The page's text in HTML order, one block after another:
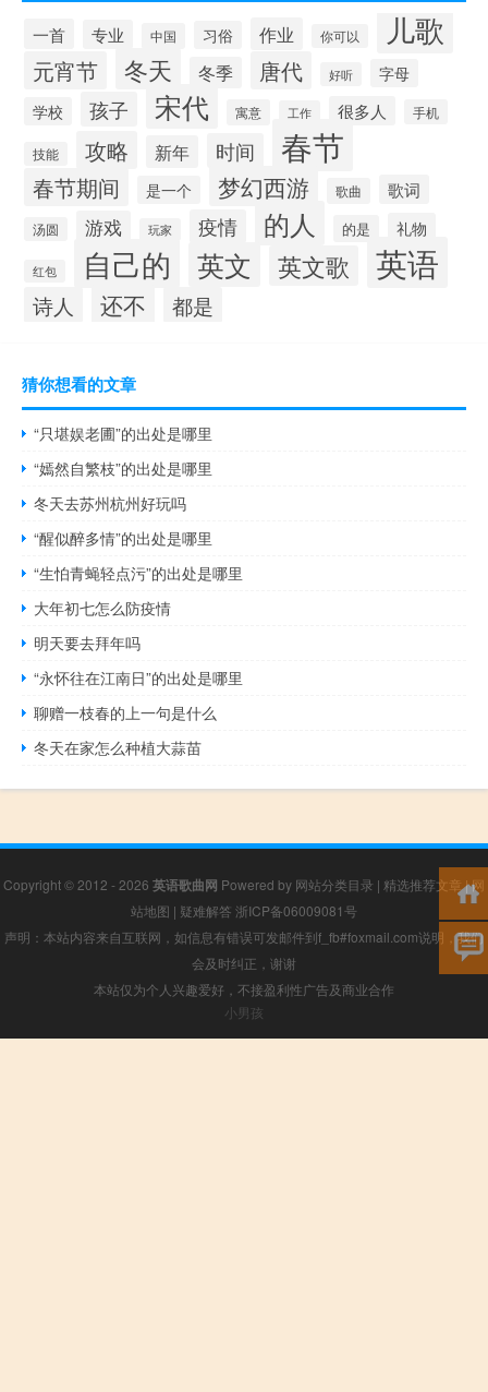
一首 专业 中国 习俗 作业 你可以 儿歌
元宵节 冬天 冬季 唐代 好听
字母
学校
孩子 宋代 寓意 工作 很多人 手机
技能 攻略 新年 时间 春节
春节期间 是一个 梦幻西游 歌曲 歌词
汤圆 游戏 玩家 疫情 的人 的是 礼物
红包 自己的 英文 英文歌 英语
诗人 还不 都是
猜你想看的文章
“只堪娱老圃”的出处是哪里
“嫣然自繁枝”的出处是哪里
冬天去苏州杭州好玩吗
“醒似醉多情”的出处是哪里
“生怕青蝇轻点污”的出处是哪里
大年初七怎么防疫情
明天要去拜年吗
“永怀往在江南日”的出处是哪里
聊赠一枝春的上一句是什么
冬天在家怎么种植大蒜苗
Copyright © 2012 - 2026 英语歌曲网 Powered by 网站分类目录 | 精选推荐文章 |网
站地图 | 疑难解答 浙ICP备06009081号
声明：本站内容来自互联网，如信息有错误可发邮件到f_fb#foxmail.com说明，我们
会及时纠正，谢谢
本站仅为个人兴趣爱好，不接盈利性广告及商业合作
小男孩